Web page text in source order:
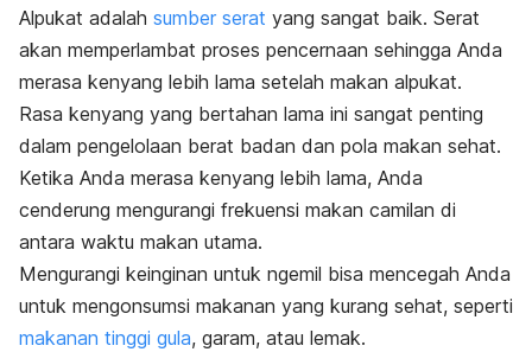
Alpukat adalah sumber serat yang sangat baik. Serat
akan memperlambat proses pencernaan sehingga Anda
merasa kenyang lebih lama setelah makan alpukat.
Rasa kenyang yang bertahan lama ini sangat penting
dalam pengelolaan berat badan dan pola makan sehat.
Ketika Anda merasa kenyang lebih lama, Anda
cenderung mengurangi frekuensi makan camilan di
antara waktu makan utama.
Mengurangi keinginan untuk ngemil bisa mencegah Anda
untuk mengonsumsi makanan yang kurang sehat, seperti
makanan tinggi gula, garam, atau lemak.